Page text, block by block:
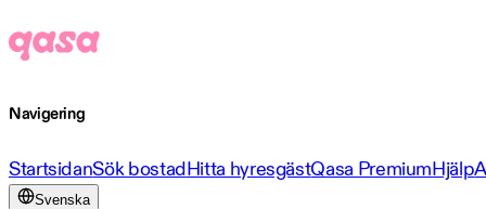
Navigering
StartsidanSök bostadHitta hyresgästQasa PremiumHjälp
Svenska